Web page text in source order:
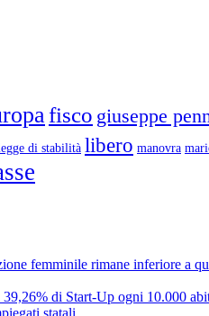
fisco giuseppe
di stabilità libero manovra
femminile rimane inferiore a
di Start-Up ogni 10.000